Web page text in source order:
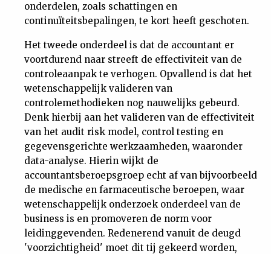
onderdelen, zoals schattingen en
continuïteitsbepalingen, te kort heeft geschoten.
Het tweede onderdeel is dat de accountant er
voortdurend naar streeft de effectiviteit van de
controleaanpak te verhogen. Opvallend is dat het
wetenschappelijk valideren van
controlemethodieken nog nauwelijks gebeurd.
Denk hierbij aan het valideren van de effectiviteit
van het audit risk model, control testing en
gegevensgerichte werkzaamheden, waaronder
data-analyse. Hierin wijkt de
accountantsberoepsgroep echt af van bijvoorbeeld
de medische en farmaceutische beroepen, waar
wetenschappelijk onderzoek onderdeel van de
business is en promoveren de norm voor
leidinggevenden. Redenerend vanuit de deugd
'voorzichtigheid' moet dit tij gekeerd worden,